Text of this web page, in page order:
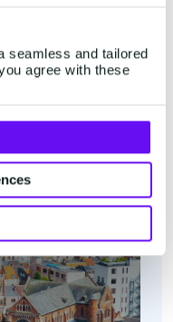
seamless and tailored
agree with these